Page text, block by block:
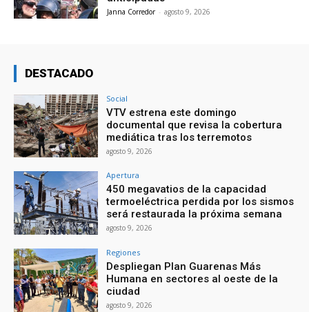
Janna Corredor - agosto 9, 2026
DESTACADO
Social
VTV estrena este domingo
documental que revisa la cobertura
mediática tras los terremotos
agosto 9, 2026
Apertura
450 megavatios de la capacidad
termoeléctrica perdida por los sismos
será restaurada la próxima semana
agosto 9, 2026
Regiones
Despliegan Plan Guarenas Más
Humana en sectores al oeste de la
ciudad
agosto 9, 2026